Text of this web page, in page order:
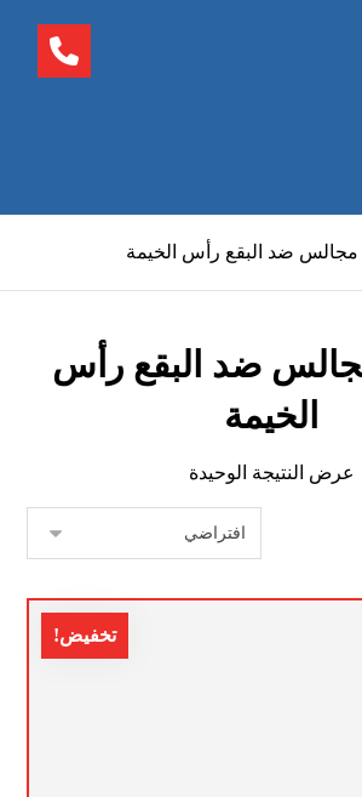
ضد البقع رأس الخيمة
ضد البقع رأس
الخيمة
عرض النتيجة الوحيدة
تخفيض!